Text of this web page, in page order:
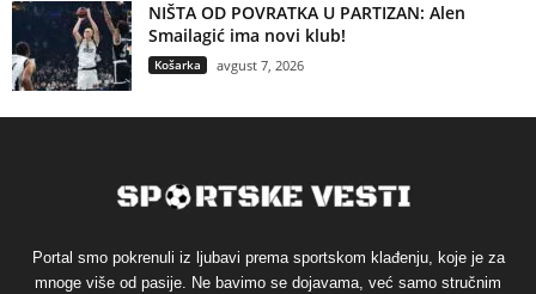
NIŠTA OD POVRATKA U PARTIZAN: Alen
Smailagić ima novi klub!
Košarka avgust 7, 2026
Portal smo pokrenuli iz ljubavi prema sportskom klađenju, koje je za
mnoge više od pasije. Ne bavimo se dojavama, već samo stručnim